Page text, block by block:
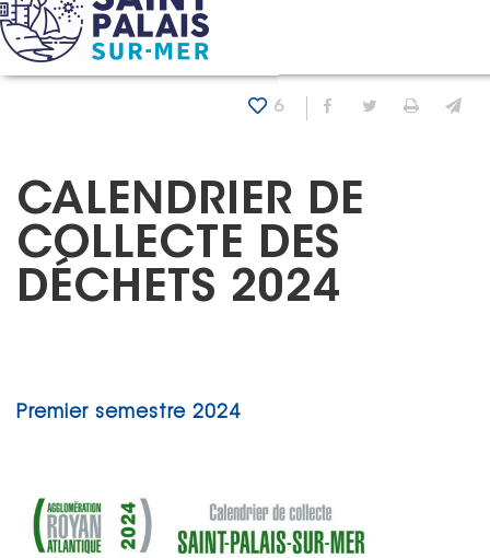
Panneau de gestion des cookies
Accueil Actualités
6 Partager sur
Partager
CALENDRIER DE
COLLECTE DES
DÉCHETS 2024
Premier semestre 2024